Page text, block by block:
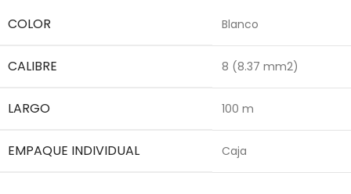
COLOR Blanco
CALIBRE 8 (8.37 mm2)
LARGO 100 m
EMPAQUE INDIVIDUAL Caja